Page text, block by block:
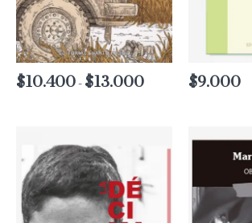
$10.400- $13.000Rango
hasta
$13.000
$9.000